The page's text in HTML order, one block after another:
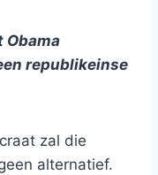
Obama
republikeinse
zal die
alternatief.